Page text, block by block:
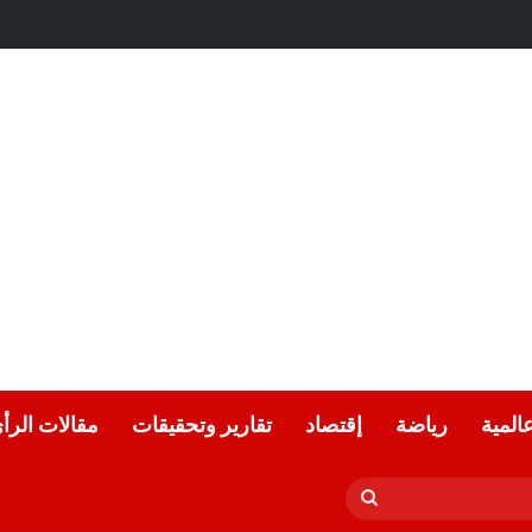
رياضة إقتصاد تقارير وتحقيقات مقالات
بحث